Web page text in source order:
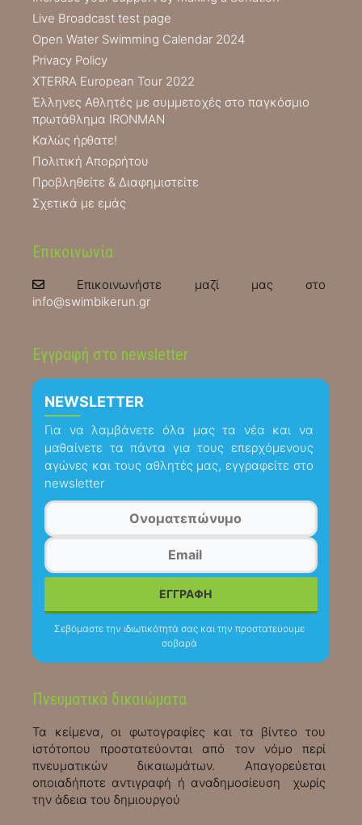
Live Broadcast test page
Open Water Swimming Calendar 2024
Privacy Policy
XTERRA European Tour 2022
Έλληνες Αθλητές με συμμετοχές στο παγκόσμιο
πρωτάθλημα IRONMAN
Καλώς ήρθατε!
Πολιτική Απορρήτου
Προβληθείτε & Διαφημιστείτε
Σχετικά με εμάς
Επικοινωνία
Επικοινωνήστε μαζί μας στο
info@swimbikerun.gr
Εγγραφή στο newsletter
NEWSLETTER
Για να λαμβάνετε όλα μας τα νέα και να
μαθαίνετε τα πάντα για τους επερχόμενους
αγώνες και τους αθλητές μας, εγγραφείτε στο
newsletter
Σεβόμαστε την ιδιωτικότητά σας και την προστατεύουμε
σοβαρά
Πνευματικά δικαιώματα
Τα κείμενα, οι φωτογραφίες και τα βίντεο του
ιστότοπου προστατεύονται από τον νόμο περί
πνευματικών δικαιωμάτων. Απαγορεύεται
οποιαδήποτε αντιγραφή ή αναδημοσίευση χωρίς
την άδεια του δημιουργού